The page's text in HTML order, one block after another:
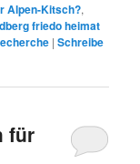
Alpen-Kitsch?,
friedo heimat
|Schreibe
für